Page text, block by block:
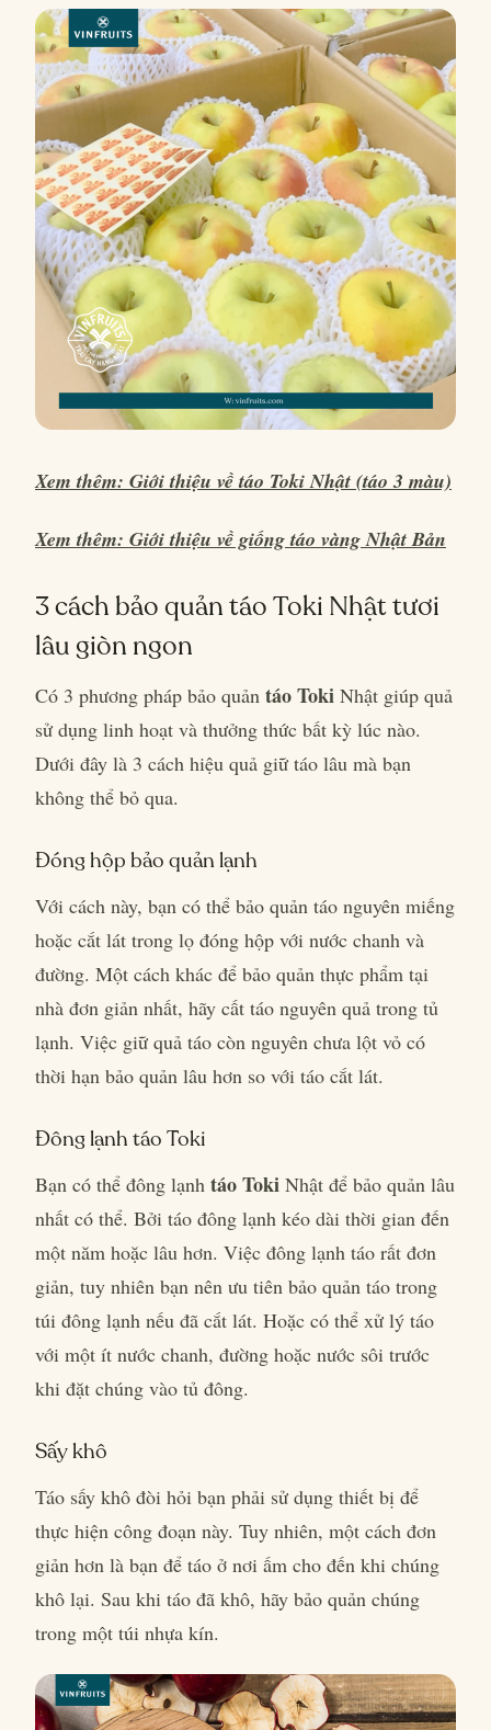
Xem thêm: Giới thiệu về táo Toki Nhật (táo 3 màu)
Xem thêm: Giới thiệu về giống táo vàng Nhật Bản
3 cách bảo quản táo Toki Nhật tươi
lâu giòn ngon
Có 3 phương pháp bảo quản táo Toki Nhật giúp quả
sử dụng linh hoạt và thưởng thức bất kỳ lúc nào.
Dưới đây là 3 cách hiệu quả giữ táo lâu mà bạn
không thể bỏ qua.
Đóng hộp bảo quản lạnh
Với cách này, bạn có thể bảo quản táo nguyên miếng
hoặc cắt lát trong lọ đóng hộp với nước chanh và
đường. Một cách khác để bảo quản thực phẩm tại
nhà đơn giản nhất, hãy cất táo nguyên quả trong tủ
lạnh. Việc giữ quả táo còn nguyên chưa lột vỏ có
thời hạn bảo quản lâu hơn so với táo cắt lát.
Đông lạnh táo Toki
Bạn có thể đông lạnh táo Toki Nhật để bảo quản lâu
nhất có thể. Bởi táo đông lạnh kéo dài thời gian đến
một năm hoặc lâu hơn. Việc đông lạnh táo rất đơn
giản, tuy nhiên bạn nên ưu tiên bảo quản táo trong
túi đông lạnh nếu đã cắt lát. Hoặc có thể xử lý táo
với một ít nước chanh, đường hoặc nước sôi trước
khi đặt chúng vào tủ đông.
Sấy khô
Táo sấy khô đòi hỏi bạn phải sử dụng thiết bị để
thực hiện công đoạn này. Tuy nhiên, một cách đơn
giản hơn là bạn để táo ở nơi ấm cho đến khi chúng
khô lại. Sau khi táo đã khô, hãy bảo quản chúng
trong một túi nhựa kín.